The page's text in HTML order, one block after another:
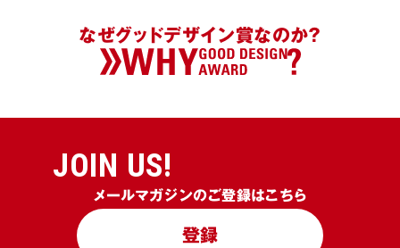
なぜグッドデザイン賞なのか？
JOIN US!
メールマガジンのご登録はこちら
登録